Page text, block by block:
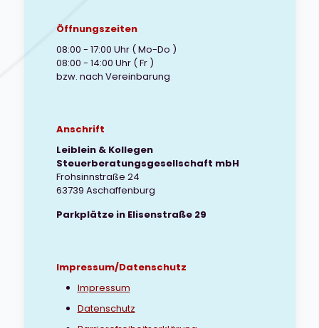
Öffnungszeiten
08:00 - 17:00 Uhr ( Mo-Do )
08:00 - 14:00 Uhr ( Fr )
bzw. nach Vereinbarung
Anschrift
Leiblein & Kollegen
Steuerberatungsgesellschaft mbH
Frohsinnstraße 24
63739 Aschaffenburg
Parkplätze in Elisenstraße 29
Impressum/Datenschutz
Impressum
Datenschutz